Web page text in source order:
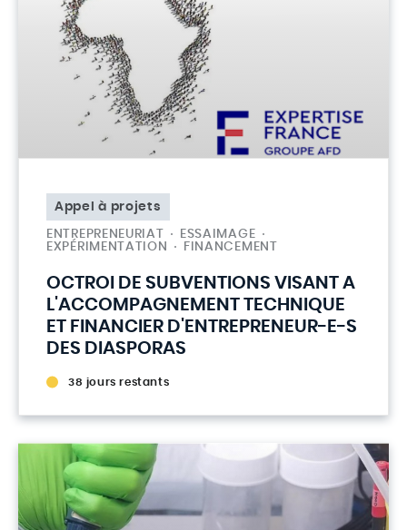
Appel à projets
ENTREPRENEURIAT
ESSAIMAGE
EXPÉRIMENTATION
FINANCEMENT
OCTROI DE SUBVENTIONS VISANT A
L'ACCOMPAGNEMENT TECHNIQUE
ET FINANCIER D'ENTREPRENEUR-E-S
DES DIASPORAS
38 jours restants